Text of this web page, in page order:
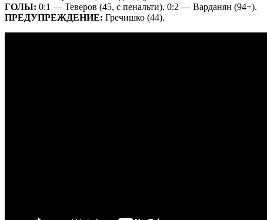
ГОЛЫ: 0:1 — Теверов (45, с пенальти). 0:2 — Варданян (94+).
ПРЕДУПРЕЖДЕНИЕ: Гречишко (44).